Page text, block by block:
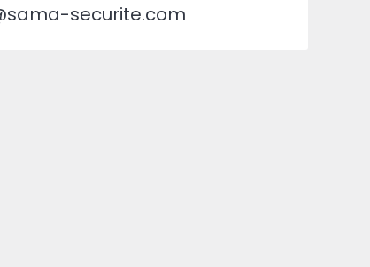
securite.com